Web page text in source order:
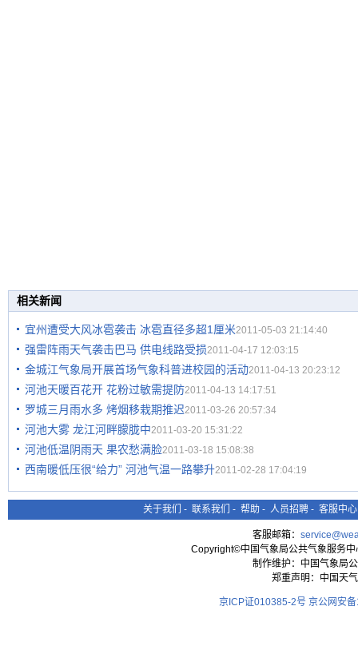
相关新闻
宜州遭受大风冰雹袭击 冰雹直径多超1厘米2011-05-03 21:14:40
强雷阵雨天气袭击巴马 供电线路受损2011-04-17 12:03:15
金城江气象局开展首场气象科普进校园的活动2011-04-13 20:23:12
河池天暖百花开 花粉过敏需提防2011-04-13 14:17:51
罗城三月雨水多 烤烟移栽期推迟2011-03-26 20:57:34
河池大雾 龙江河畔朦胧中2011-03-20 15:31:22
河池低温阴雨天 果农愁满脸2011-03-18 15:08:38
西南暖低压很“给力” 河池气温一路攀升2011-02-28 17:04:19
关于我们 - 联系我们 - 帮助 - 人员招聘 - 客服中心
客服邮箱：
Copyright©中国气象局公共气象服务
制作维护：中国气象局
郑重声明：中国天
京ICP证010385-2号 京公网安